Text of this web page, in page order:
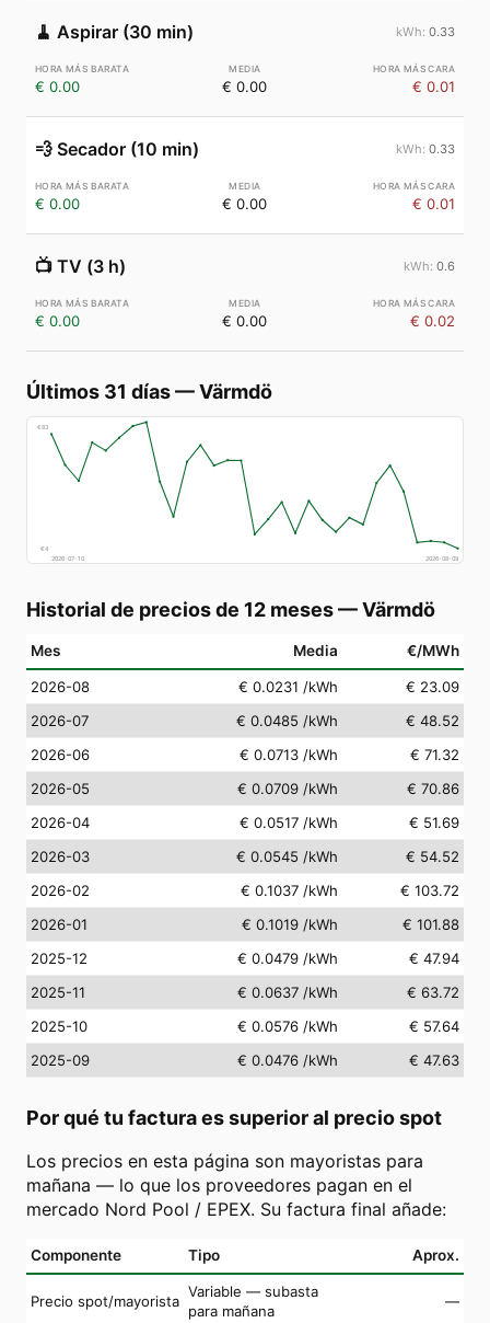
🧹 Aspirar (30 min) 0.33
€ 0.00 € 0.00 € 0.01
💨 Secador (10 min) 0.33
€ 0.00 € 0.00 € 0.01
📺 TV (3 h) 0.6
€ 0.00 € 0.00 € 0.02
Últimos 31 días—Värmdö
€83
€4
2026-07-10
2026-08-09
Historial de precios de 12 meses—Värmdö
Mes Media €/MWh
2026-08 € 0.0231 /kWh
€ 23.09
2026-07
€ 0.0485 /kWh
€ 48.52
2026-06
€ 0.0713 /kWh
€ 71.32
2026-05
€ 0.0709 /kWh
€ 70.86
2026-04
€ 0.0517 /kWh
€ 51.69
2026-03
€ 0.0545 /kWh
€ 54.52
2026-02
€ 0.1037 /kWh
€ 103.72
2026-01
€ 0.1019 /kWh
€ 101.88
2025-12
€ 0.0479 /kWh
€ 47.94
2025-11
€ 0.0637 /kWh
€ 63.72
2025-10
€ 0.0576 /kWh
€ 57.64
2025-09
€ 0.0476 /kWh € 47.63
Por qué tu factura es superior al precio spot
Los precios en esta página son mayoristas para
mañana — lo que los proveedores pagan en el
mercado Nord Pool / EPEX. Su factura final añade:
Componente Tipo Aprox.
Precio spot/mayorista
Variable — subasta
para mañana
—